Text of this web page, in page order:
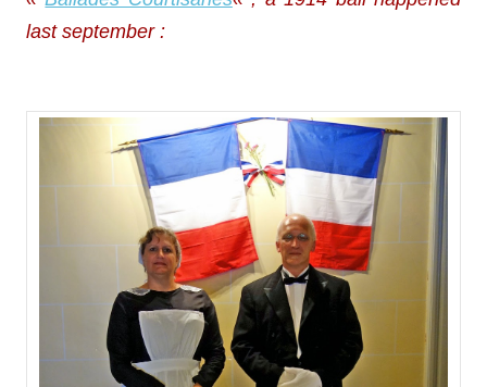
last september :